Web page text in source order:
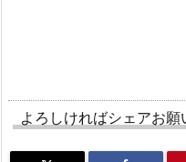
よろしければシェアお願